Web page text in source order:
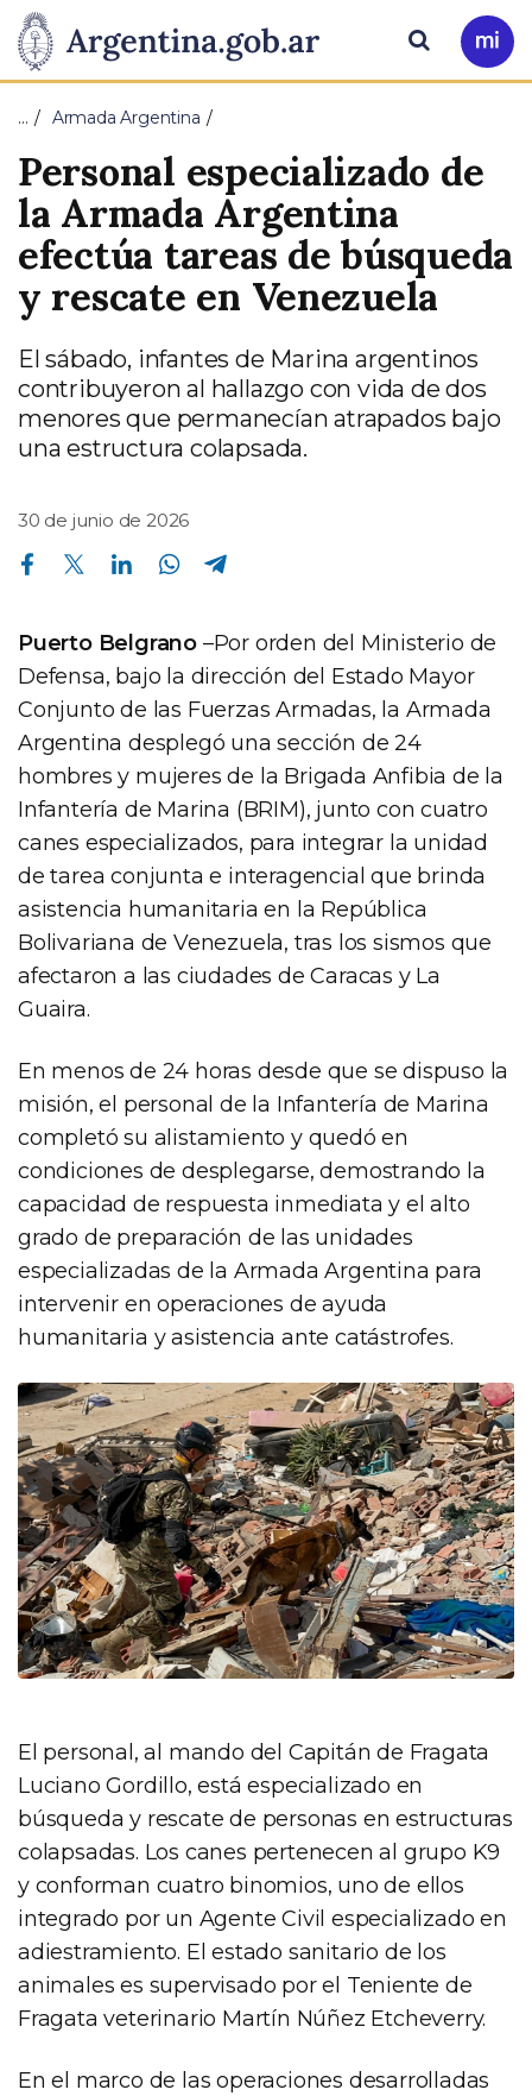
Presidencia
de
la
Nación
Pasar al contenido principal
Ir
a
Buscar
… Armada Argentina
Personal especializado de
la Armada Argentina
efectúa tareas de búsqueda
y rescate en Venezuela
El sábado, infantes de Marina argentinos
contribuyeron al hallazgo con vida de dos
menores que permanecían atrapados bajo
una estructura colapsada.
30 de junio de 2026
Compartir en Facebook Compartir en Twitter Compartir en Linkedin Compartir en Whatsapp
Puerto Belgrano –Por orden del Ministerio de
Defensa, bajo la dirección del Estado Mayor
Conjunto de las Fuerzas Armadas, la Armada
Argentina desplegó una sección de 24
hombres y mujeres de la Brigada Anfibia de la
Infantería de Marina (BRIM), junto con cuatro
canes especializados, para integrar la unidad
de tarea conjunta e interagencial que brinda
asistencia humanitaria en la República
Bolivariana de Venezuela, tras los sismos que
afectaron a las ciudades de Caracas y La
Guaira.
En menos de 24 horas desde que se dispuso la
misión, el personal de la Infantería de Marina
completó su alistamiento y quedó en
condiciones de desplegarse, demostrando la
capacidad de respuesta inmediata y el alto
grado de preparación de las unidades
especializadas de la Armada Argentina para
intervenir en operaciones de ayuda
humanitaria y asistencia ante catástrofes.
El personal, al mando del Capitán de Fragata
Luciano Gordillo, está especializado en
búsqueda y rescate de personas en estructuras
colapsadas. Los canes pertenecen al grupo K9
y conforman cuatro binomios, uno de ellos
integrado por un Agente Civil especializado en
adiestramiento. El estado sanitario de los
animales es supervisado por el Teniente de
Fragata veterinario Martín Núñez Etcheverry.
En el marco de las operaciones desarrolladas